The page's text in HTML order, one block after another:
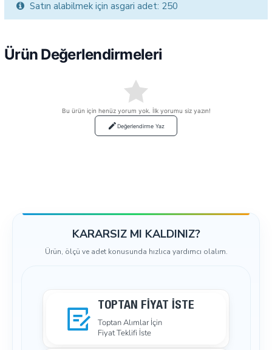
Satın alabilmek için asgari adet: 250
Ürün Değerlendirmeleri
Bu ürün için henüz yorum yok. İlk yorumu siz yazın!
Değerlendirme Yaz
KARARSIZ MI KALDINIZ?
Ürün, ölçü ve adet konusunda hızlıca yardımcı olalım.
TOPTAN FIYAT İSTE
Toptan Alımlar İçin
Fiyat Teklifi İste